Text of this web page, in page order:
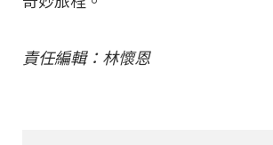
責任編輯：林懷恩